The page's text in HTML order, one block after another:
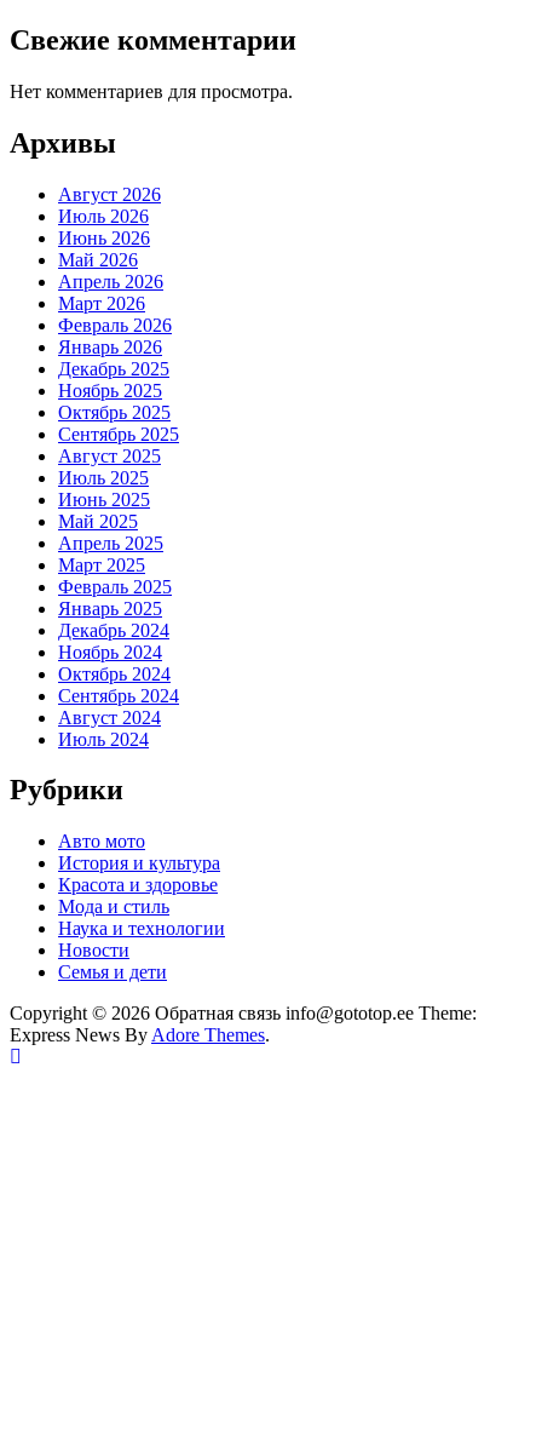
Свежие комментарии
Нет комментариев для просмотра.
Архивы
Август 2026
Июль 2026
Июнь 2026
Май 2026
Апрель 2026
Март 2026
Февраль 2026
Январь 2026
Декабрь 2025
Ноябрь 2025
Октябрь 2025
Сентябрь 2025
Август 2025
Июль 2025
Июнь 2025
Май 2025
Апрель 2025
Март 2025
Февраль 2025
Январь 2025
Декабрь 2024
Ноябрь 2024
Октябрь 2024
Сентябрь 2024
Август 2024
Июль 2024
Рубрики
Авто мото
История и культура
Красота и здоровье
Мода и стиль
Наука и технологии
Новости
Семья и дети
Copyright © 2026 Обратная связь info@gototop.ee Theme:
Express News By Adore Themes.